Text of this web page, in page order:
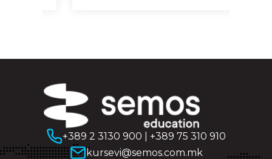
+389 2 3130 900
+389 75 310 910
kursevi@semos.com.mk